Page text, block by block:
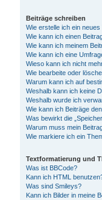
Beiträge schreiben
Wie erstelle ich ein
Wie kann ich einen
Wie kann ich meinem
Wie kann ich eine
Wieso kann ich nicht
Wie bearbeite oder
Warum kann ich auf
Weshalb kann ich keine
Weshalb wurde ich
Wie kann ich Beiträge
Was bewirkt die
Warum muss mein
Wie markiere ich ein
Textformatierung und
Was ist BBCode?
Kann ich HTML
Was sind Smileys?
Kann ich Bilder in meine